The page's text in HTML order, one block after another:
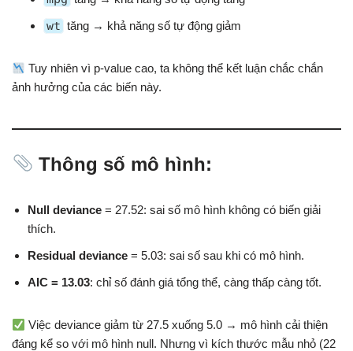
wt tăng → khả năng số tự động giảm
Tuy nhiên vì p-value cao, ta không thể kết luận chắc chắn
ảnh hưởng của các biến này.
Thông số mô hình:
Null deviance = 27.52: sai số mô hình không có biến giải
thích.
Residual deviance = 5.03: sai số sau khi có mô hình.
AIC = 13.03: chỉ số đánh giá tổng thể, càng thấp càng tốt.
Việc deviance giảm từ 27.5 xuống 5.0 → mô hình cải thiện
đáng kể so với mô hình null. Nhưng vì kích thước mẫu nhỏ (22